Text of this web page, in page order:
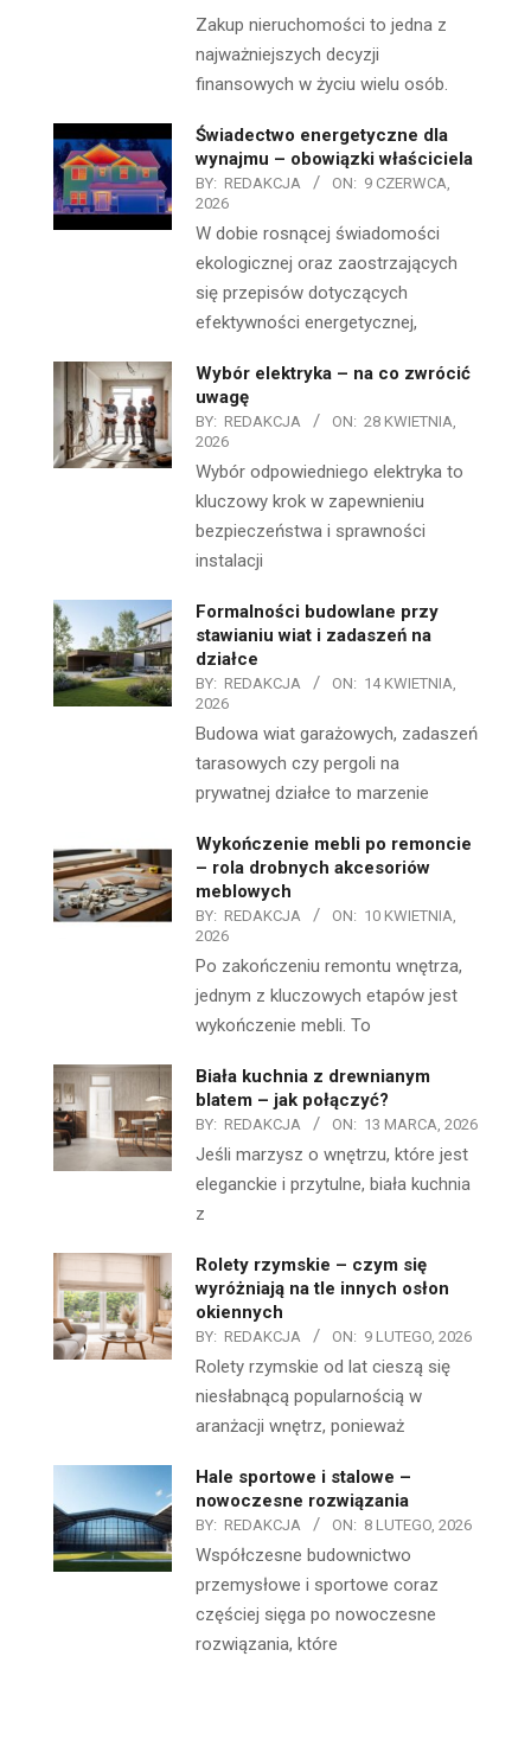
Zakup nieruchomości to jedna z
najważniejszych decyzji
finansowych w życiu wielu osób.
Świadectwo energetyczne dla
wynajmu – obowiązki właściciela
BY: REDAKCJA ON: 9 CZERWCA,
2026
W dobie rosnącej świadomości
ekologicznej oraz zaostrzających
się przepisów dotyczących
efektywności energetycznej,
Wybór elektryka – na co zwrócić
uwagę
BY: REDAKCJA ON: 28 KWIETNIA,
2026
Wybór odpowiedniego elektryka to
kluczowy krok w zapewnieniu
bezpieczeństwa i sprawności
instalacji
Formalności budowlane przy
stawianiu wiat i zadaszeń na
działce
BY: REDAKCJA ON: 14 KWIETNIA,
2026
Budowa wiat garażowych, zadaszeń
tarasowych czy pergoli na
prywatnej działce to marzenie
Wykończenie mebli po remoncie
– rola drobnych akcesoriów
meblowych
BY: REDAKCJA ON: 10 KWIETNIA,
2026
Po zakończeniu remontu wnętrza,
jednym z kluczowych etapów jest
wykończenie mebli. To
Biała kuchnia z drewnianym
blatem – jak połączyć?
BY: REDAKCJA ON: 13 MARCA, 2026
Jeśli marzysz o wnętrzu, które jest
eleganckie i przytulne, biała kuchnia
z
Rolety rzymskie – czym się
wyróżniają na tle innych osłon
okiennych
BY: REDAKCJA ON: 9 LUTEGO, 2026
Rolety rzymskie od lat cieszą się
niesłabnącą popularnością w
aranżacji wnętrz, ponieważ
Hale sportowe i stalowe –
nowoczesne rozwiązania
BY: REDAKCJA ON: 8 LUTEGO, 2026
Współczesne budownictwo
przemysłowe i sportowe coraz
częściej sięga po nowoczesne
rozwiązania, które